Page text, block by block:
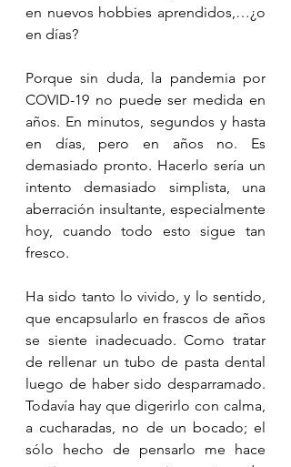
en nuevos hobbies aprendidos,…¿o
en días?
Porque sin duda, la pandemia por
COVID-19 no puede ser medida en
años. En minutos, segundos y hasta
en días, pero en años no. Es
demasiado pronto. Hacerlo sería un
intento demasiado simplista, una
aberración insultante, especialmente
hoy, cuando todo esto sigue tan
fresco.
Ha sido tanto lo vivido, y lo sentido,
que encapsularlo en frascos de años
se siente inadecuado. Como tratar
de rellenar un tubo de pasta dental
luego de haber sido desparramado.
Todavía hay que digerirlo con calma,
a cucharadas, no de un bocado; el
sólo hecho de pensarlo me hace